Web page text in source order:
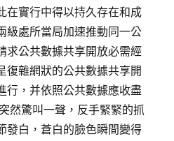
在實行中得以持久存在和成
級處所當局加速推動同一公
求公共數據共享開放必需經
復雜網狀的公共數據共享開
行，并依照公共數據應收盡
然驚叫一聲，反手緊緊的抓
發白，蒼白的臉色瞬間變得